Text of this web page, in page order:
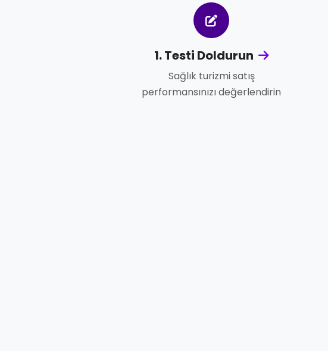
1. Testi Doldurun
Sağlık turizmi satış
performansınızı değerlendirin